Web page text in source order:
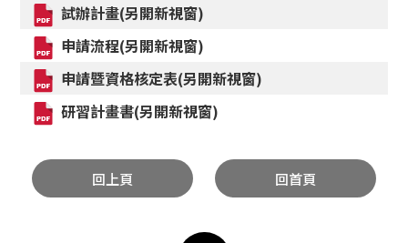
試辦計畫(另開新視窗)
申請流程(另開新視窗)
申請暨資格核定表(另開新視窗)
研習計畫書(另開新視窗)
回上頁 回首頁